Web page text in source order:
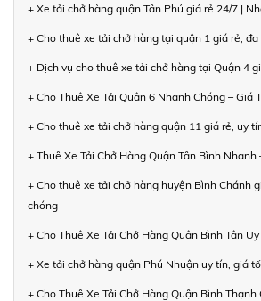
+ Xe tải chở hàng quận Tân Phú giá rẻ 24/7 |
+ Cho thuê xe tải chở hàng tại quận 1 giá rẻ,
+ Dịch vụ cho thuê xe tải chở hàng tại Quận 4
+ Cho Thuê Xe Tải Quận 6 Nhanh Chóng – Giá
+ Cho thuê xe tải chở hàng quận 11 giá rẻ, uy
+ Thuê Xe Tải Chở Hàng Quận Tân Bình Nhanh
+ Cho thuê xe tải chở hàng huyện Bình Chánh
chóng
+ Cho Thuê Xe Tải Chở Hàng Quận Bình Tân
+ Xe tải chở hàng quận Phú Nhuận uy tín, giá
+ Cho Thuê Xe Tải Chở Hàng Quận Bình Thạnh